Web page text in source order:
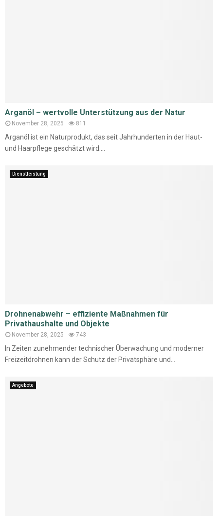
Arganöl – wertvolle Unterstützung aus der Natur
November 28, 2025 811
Arganöl ist ein Naturprodukt, das seit Jahrhunderten in der Haut-
und Haarpflege geschätzt wird....
Dienstleistung
Drohnenabwehr – effiziente Maßnahmen für
Privathaushalte und Objekte
November 28, 2025 743
In Zeiten zunehmender technischer Überwachung und moderner
Freizeitdrohnen kann der Schutz der Privatsphäre und...
Angebote